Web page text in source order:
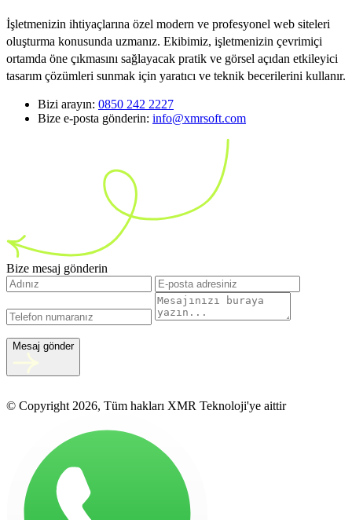
İşletmenizin ihtiyaçlarına özel modern ve profesyonel web siteleri
oluşturma konusunda uzmanız. Ekibimiz, işletmenizin çevrimiçi
ortamda öne çıkmasını sağlayacak pratik ve görsel açıdan etkileyici
tasarım çözümleri sunmak için yaratıcı ve teknik becerilerini kullanır.
Bizi arayın: 0850 242 2227
Bize e-posta gönderin: info@xmrsoft.com
Bize mesaj gönderin
Mesaj gönder
© Copyright 2026, Tüm hakları XMR Teknoloji'ye aittir